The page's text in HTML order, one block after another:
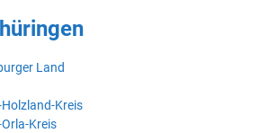
Land
Kreis
Kreis